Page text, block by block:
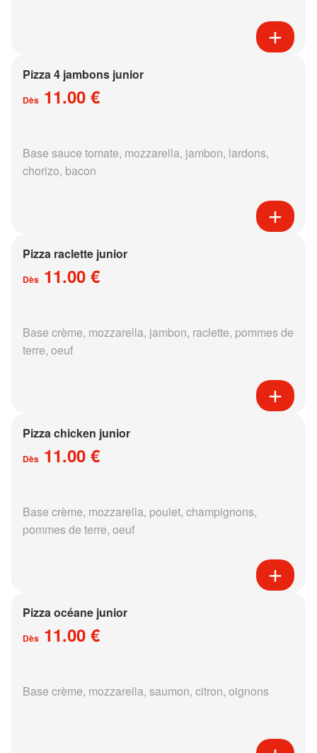
Pizza 4 jambons junior
Dès 11.00 €
Base sauce tomate, mozzarella, jambon, lardons,
chorizo, bacon
Pizza raclette junior
Dès 11.00 €
Base crème, mozzarella, jambon, raclette, pommes de
terre, oeuf
Pizza chicken junior
Dès 11.00 €
Base crème, mozzarella, poulet, champignons,
pommes de terre, oeuf
Pizza océane junior
Dès 11.00 €
Base crème, mozzarella, saumon, citron, oignons